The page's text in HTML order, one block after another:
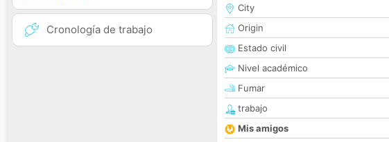
Cronología de trabajo
City
Origin
Estado civil
Nivel académico
Fumar
trabajo
Mis amigos